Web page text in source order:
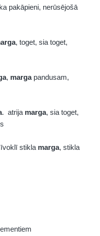
pakāpieni, nerūsējošā
, toget, sia toget,
, margapandusam,
. atrija marga, sia toget,
stikla marga, stikla